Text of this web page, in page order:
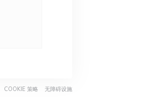
((在新窗口中打开))
COOKIE 策略((在新窗口中打开))
无障碍设施((在新窗口中打开))